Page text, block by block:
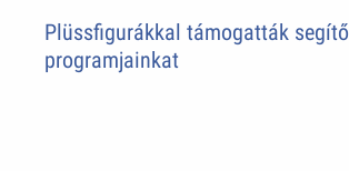
Plüssfigurákkal támogatták segítő
programjainkat